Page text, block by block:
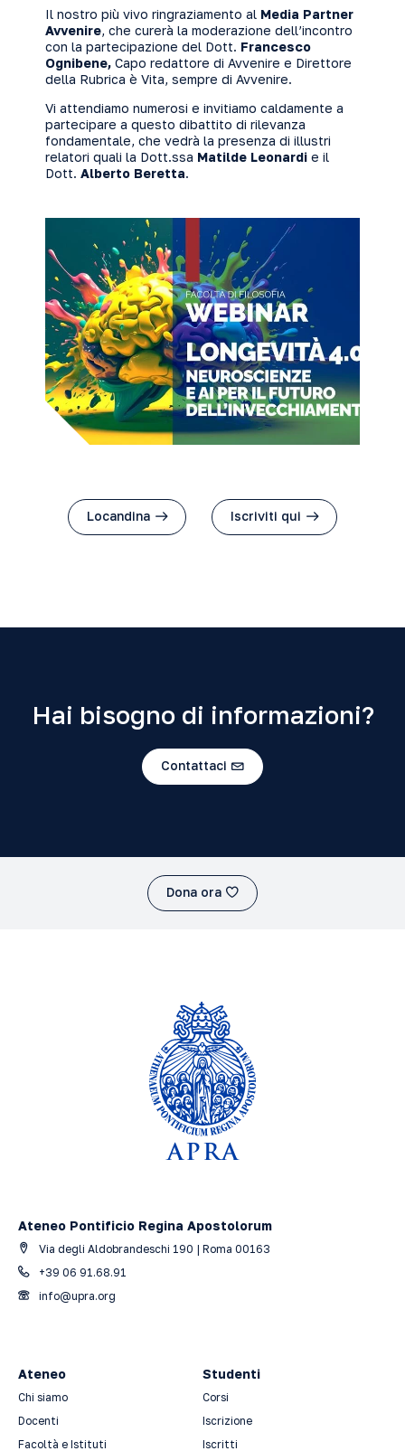
Il nostro più vivo ringraziamento al Media Partner
Avvenire, che curerà la moderazione dell’incontro
con la partecipazione del Dott. Francesco
Ognibene, Capo redattore di Avvenire e Direttore
della Rubrica è Vita, sempre di Avvenire.
Vi attendiamo numerosi e invitiamo caldamente a
partecipare a questo dibattito di rilevanza
fondamentale, che vedrà la presenza di illustri
relatori quali la Dott.ssa Matilde Leonardi e il
Dott. Alberto Beretta.
Locandina Iscriviti qui
Hai bisogno di informazioni?
Contattaci
Dona ora
Ateneo Pontificio Regina Apostolorum
Via degli Aldobrandeschi 190 | Roma 00163
+39 06 91.68.91
info@upra.org
Ateneo
Chi siamo
Docenti
Facoltà e Istituti
Studenti
Corsi
Iscrizione
Iscritti